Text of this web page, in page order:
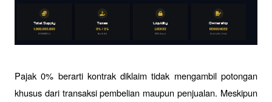
Pajak 0% berarti kontrak diklaim tidak mengambil potongan
khusus dari transaksi pembelian maupun penjualan. Meskipun